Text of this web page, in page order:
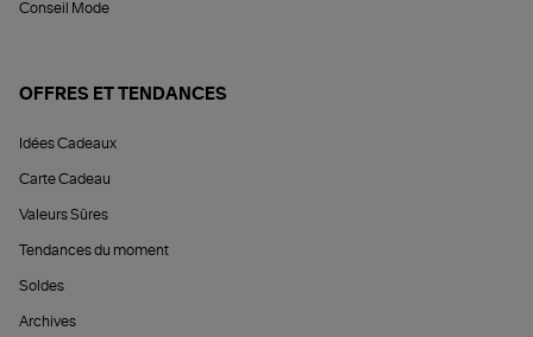
Conseil Mode
OFFRES ET TENDANCES
Idées Cadeaux
Carte Cadeau
Valeurs Sûres
Tendances du moment
Soldes
Archives